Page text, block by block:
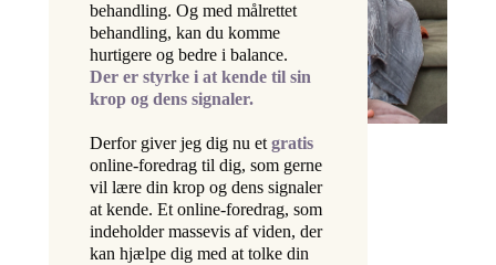
behandling. Og med målrettet
behandling, kan du komme
hurtigere og bedre i balance.
Der er styrke i at kende til sin
krop og dens signaler.
Derfor giver jeg dig nu etgratis
online-foredrag til dig, som gerne
vil lære din krop og dens signaler
at kende. Et online-foredrag, som
indeholder massevis af viden, der
kan hjælpe dig med at tolke din